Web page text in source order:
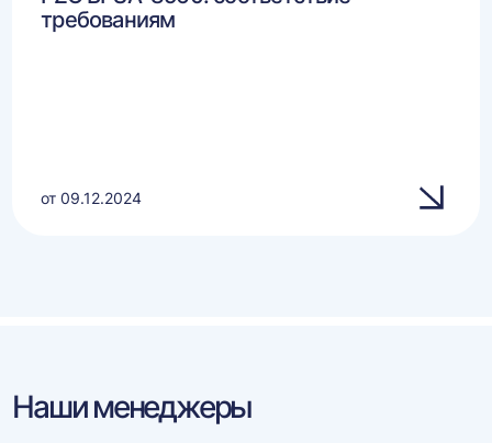
требованиям
от 09.12.2024
Наши менеджеры